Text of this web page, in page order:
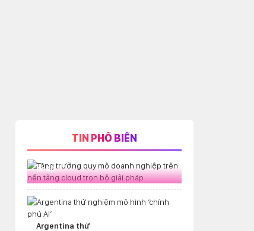
TIN PHỔ BIẾN
Tăng trưởng quy mô doanh nghiệp
pháp
Argentina thử